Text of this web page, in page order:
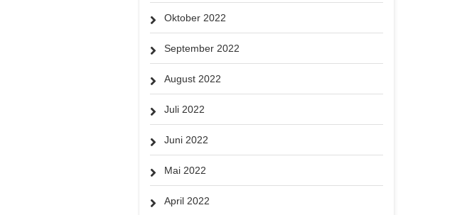
Oktober 2022
September 2022
August 2022
Juli 2022
Juni 2022
Mai 2022
April 2022